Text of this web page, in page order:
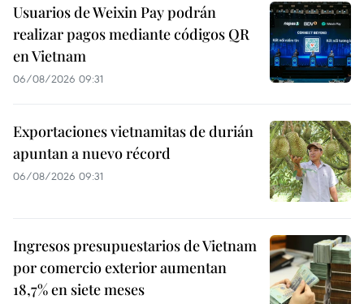
Usuarios de Weixin Pay podrán
realizar pagos mediante códigos QR
en Vietnam
06/08/2026 09:31
Exportaciones vietnamitas de durián
apuntan a nuevo récord
06/08/2026 09:31
Ingresos presupuestarios de Vietnam
por comercio exterior aumentan
18,7% en siete meses